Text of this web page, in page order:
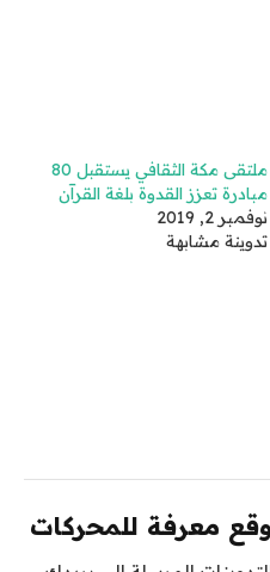
ملتقى مكة الثقافي يستقبل 80
مبادرة تعزز القدوة بلغة القرآن
نوفمبر 2, 2019
تدوينة مشابهة
معرفة للمحركات